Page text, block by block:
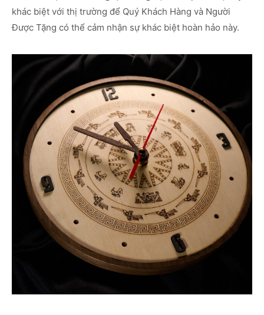
khác biệt với thị trường để Quý Khách Hàng và Người
Được Tặng có thể cảm nhận sự khác biệt hoàn hảo này.